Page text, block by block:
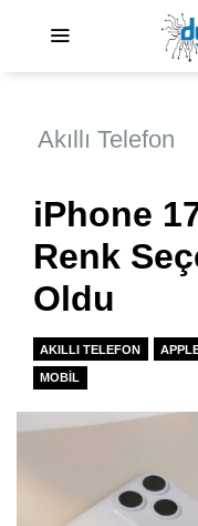
Akıllı Telefon
iPhone
Renk
Oldu
AKILLI TELEFON
MOBIL